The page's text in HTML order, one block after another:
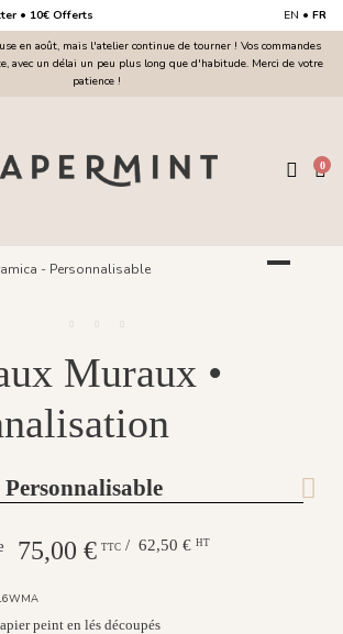
• 10€ Offerts EN • FR
en août, mais l'atelier continue de tourner ! Vos commandes
avec un délai un peu plus long que d'habitude. Merci de votre
patience !
0
Muraux •
75,00 € TTC / 62,50 € HT
peint en lés découpés